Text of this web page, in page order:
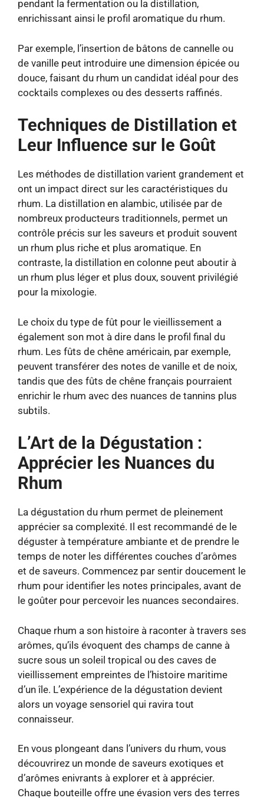
pendant la fermentation ou la distillation,
enrichissant ainsi le profil aromatique du rhum.
Par exemple, l’insertion de bâtons de cannelle ou
de vanille peut introduire une dimension épicée ou
douce, faisant du rhum un candidat idéal pour des
cocktails complexes ou des desserts raffinés.
Techniques de Distillation et
Leur Influence sur le Goût
Les méthodes de distillation varient grandement et
ont un impact direct sur les caractéristiques du
rhum. La distillation en alambic, utilisée par de
nombreux producteurs traditionnels, permet un
contrôle précis sur les saveurs et produit souvent
un rhum plus riche et plus aromatique. En
contraste, la distillation en colonne peut aboutir à
un rhum plus léger et plus doux, souvent privilégié
pour la mixologie.
Le choix du type de fût pour le vieillissement a
également son mot à dire dans le profil final du
rhum. Les fûts de chêne américain, par exemple,
peuvent transférer des notes de vanille et de noix,
tandis que des fûts de chêne français pourraient
enrichir le rhum avec des nuances de tannins plus
subtils.
L’Art de la Dégustation :
Apprécier les Nuances du
Rhum
La dégustation du rhum permet de pleinement
apprécier sa complexité. Il est recommandé de le
déguster à température ambiante et de prendre le
temps de noter les différentes couches d’arômes
et de saveurs. Commencez par sentir doucement le
rhum pour identifier les notes principales, avant de
le goûter pour percevoir les nuances secondaires.
Chaque rhum a son histoire à raconter à travers ses
arômes, qu’ils évoquent des champs de canne à
sucre sous un soleil tropical ou des caves de
vieillissement empreintes de l’histoire maritime
d’un île. L’expérience de la dégustation devient
alors un voyage sensoriel qui ravira tout
connaisseur.
En vous plongeant dans l’univers du rhum, vous
découvrirez un monde de saveurs exotiques et
d’arômes enivrants à explorer et à apprécier.
Chaque bouteille offre une évasion vers des terres